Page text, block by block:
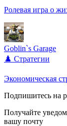
Ролевая игра о
Goblin`s Garage
♟️ Стратегии
Экономическая
Подпишитесь на
Получайте
вашу почту